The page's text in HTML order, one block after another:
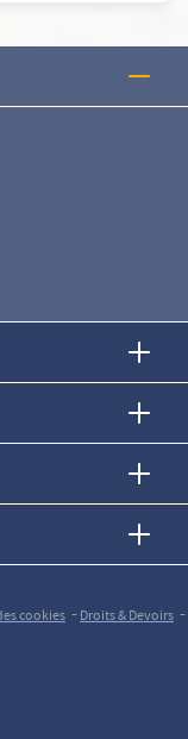
cookies -Droits & Devoirs -